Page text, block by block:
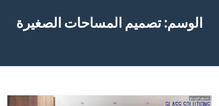
الوسم:تصميم المساحات الصغيرة